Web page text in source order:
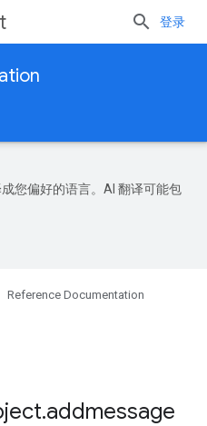
登录
您偏好的语言。AI 翻译可能包
Reference Documentation
.addmessage